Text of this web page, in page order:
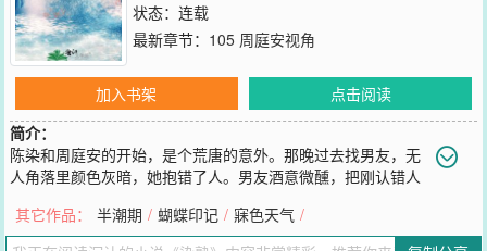
状态：连载
最新章节： 105 周庭安视角
加入书架
点击阅读
简介：
陈染和周庭安的开始，是个荒唐的意外。那晚过去找男友，无
人角落里颜色灰暗，她抱错了人。男友酒意微醺，把刚认错人
掸了掸刚被抓皱的衣袖，应了声嗯：“很漂亮。”一番淡淡温和的态
度。明明视线都没往她脸上放。不过陈染算放宽了心，和圈内传闻消
其它作品： 半潮期 / 蝴蝶印记 / 寐色天气 /